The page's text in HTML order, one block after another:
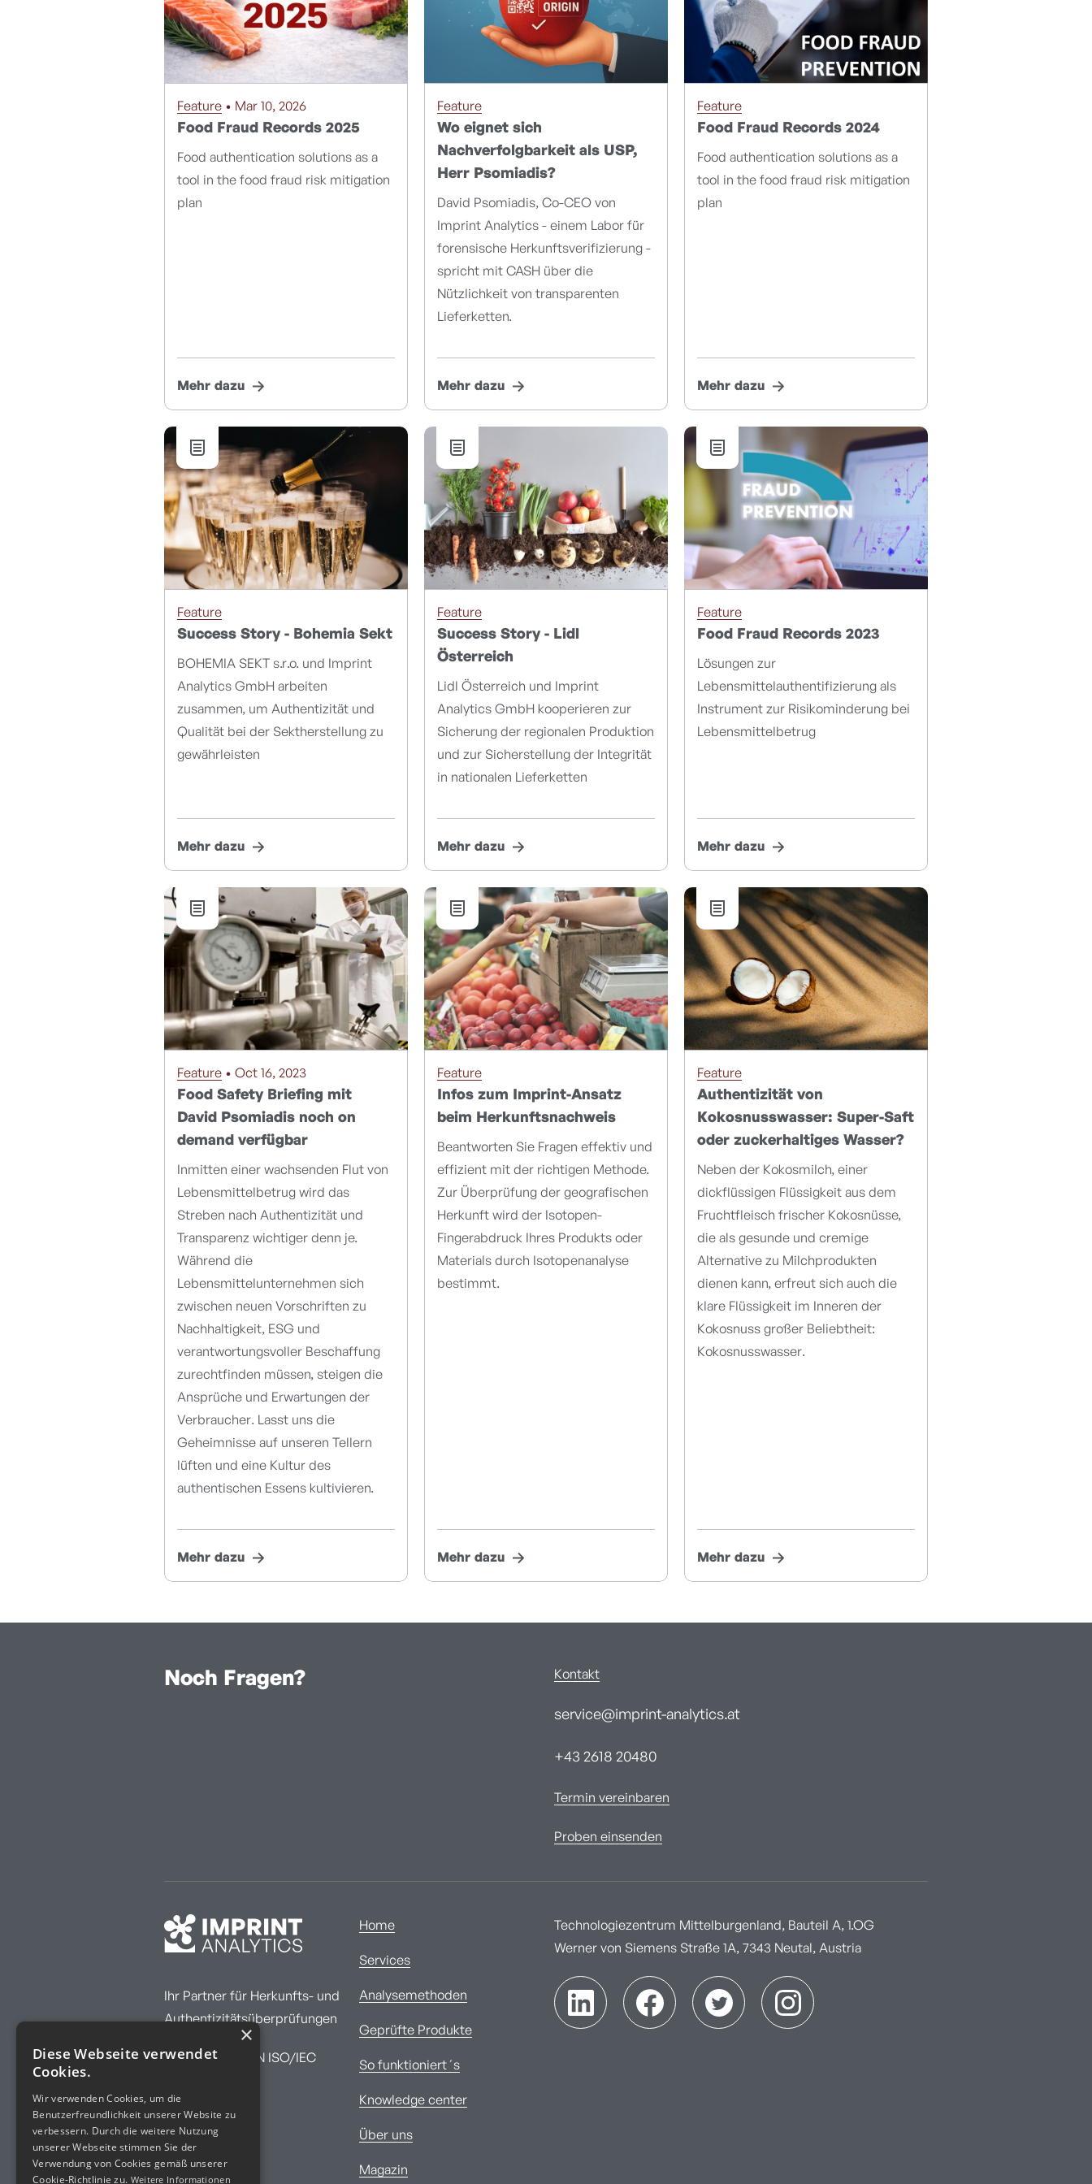
Feature • Mar 10, 2026
Food Fraud Records 2025
Food authentication solutions as a
tool in the food fraud risk mitigation
plan
Mehr dazu
Feature
Wo eignet sich
Nachverfolgbarkeit als USP,
Herr Psomiadis?
David Psomiadis, Co-CEO von
Imprint Analytics - einem Labor für
forensische Herkunftsverifizierung -
spricht mit CASH über die
Nützlichkeit von transparenten
Lieferketten.
Mehr dazu
Feature
Food Fraud Records 2024
Food authentication solutions as a
tool in the food fraud risk mitigation
plan
Mehr dazu
Feature
Success Story - Bohemia Sekt
BOHEMIA SEKT s.r.o. und Imprint
Analytics GmbH arbeiten
zusammen, um Authentizität und
Qualität bei der Sektherstellung zu
gewährleisten
Mehr dazu
Feature
Success Story - Lidl
Österreich
Lidl Österreich und Imprint
Analytics GmbH kooperieren zur
Sicherung der regionalen Produktion
und zur Sicherstellung der Integrität
in nationalen Lieferketten
Mehr dazu
Feature
Food Fraud Records 2023
Lösungen zur
Lebensmittelauthentifizierung als
Instrument zur Risikominderung bei
Lebensmittelbetrug
Mehr dazu
Feature • Oct 16, 2023
Food Safety Briefing mit
David Psomiadis noch on
demand verfügbar
Inmitten einer wachsenden Flut von
Lebensmittelbetrug wird das
Streben nach Authentizität und
Transparenz wichtiger denn je.
Während die
Lebensmittelunternehmen sich
zwischen neuen Vorschriften zu
Nachhaltigkeit, ESG und
verantwortungsvoller Beschaffung
zurechtfinden müssen, steigen die
Ansprüche und Erwartungen der
Verbraucher. Lasst uns die
Geheimnisse auf unseren Tellern
lüften und eine Kultur des
authentischen Essens kultivieren.
Mehr dazu
Feature
Infos zum Imprint-Ansatz
beim Herkunftsnachweis
Beantworten Sie Fragen effektiv und
effizient mit der richtigen Methode.
Zur Überprüfung der geografischen
Herkunft wird der Isotopen-
Fingerabdruck Ihres Produkts oder
Materials durch Isotopenanalyse
bestimmt.
Mehr dazu
Feature
Authentizität von
Kokosnusswasser: Super-Saft
oder zuckerhaltiges Wasser?
Neben der Kokosmilch, einer
dickflüssigen Flüssigkeit aus dem
Fruchtfleisch frischer Kokosnüsse,
die als gesunde und cremige
Alternative zu Milchprodukten
dienen kann, erfreut sich auch die
klare Flüssigkeit im Inneren der
Kokosnuss großer Beliebtheit:
Kokosnusswasser.
Mehr dazu
Noch Fragen? Kontakt
service@imprint-analytics.at
+43 2618 20480
Termin vereinbaren
Proben einsenden
Ihr Partner für Herkunfts- und
Authentizitätsüberprüfungen
ÖVE/ÖNORM EN ISO/IEC
Home
Services
Analysemethoden
Geprüfte Produkte
So funktioniert´s
Knowledge center
Über uns
Magazin
Technologiezentrum Mittelburgenland, Bauteil A, 1.OG
Werner von Siemens Straße 1A, 7343 Neutal, Austria
×
Diese Webseite verwendet
Cookies.
Wir verwenden Cookies, um die
Benutzerfreundlichkeit unserer Website zu
verbessern. Durch die weitere Nutzung
unserer Webseite stimmen Sie der
Verwendung von Cookies gemäß unserer
Cookie-Richtlinie zu. Weitere Informationen